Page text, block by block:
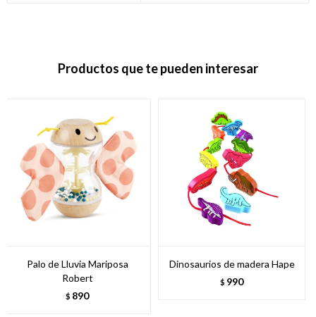
Productos que te pueden interesar
Palo de Lluvia Mariposa
Robert
$ 890
Dinosaurios de madera Hape
$ 990